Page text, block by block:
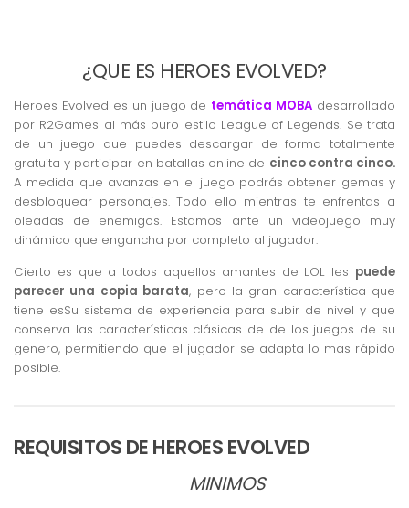
¿QUE ES HEROES EVOLVED?
Heroes Evolved es un juego de temática MOBA desarrollado
por R2Games al más puro estilo League of Legends. Se trata
de un juego que puedes descargar de forma totalmente
gratuita y participar en batallas online de cinco contra cinco.
A medida que avanzas en el juego podrás obtener gemas y
desbloquear personajes. Todo ello mientras te enfrentas a
oleadas de enemigos. Estamos ante un videojuego muy
dinámico que engancha por completo al jugador.
Cierto es que a todos aquellos amantes de LOL les puede
parecer una copia barata, pero la gran característica que
tiene esSu sistema de experiencia para subir de nivel y que
conserva las características clásicas de de los juegos de su
genero, permitiendo que el jugador se adapta lo mas rápido
posible.
REQUISITOS DE HEROES EVOLVED
MINIMOS